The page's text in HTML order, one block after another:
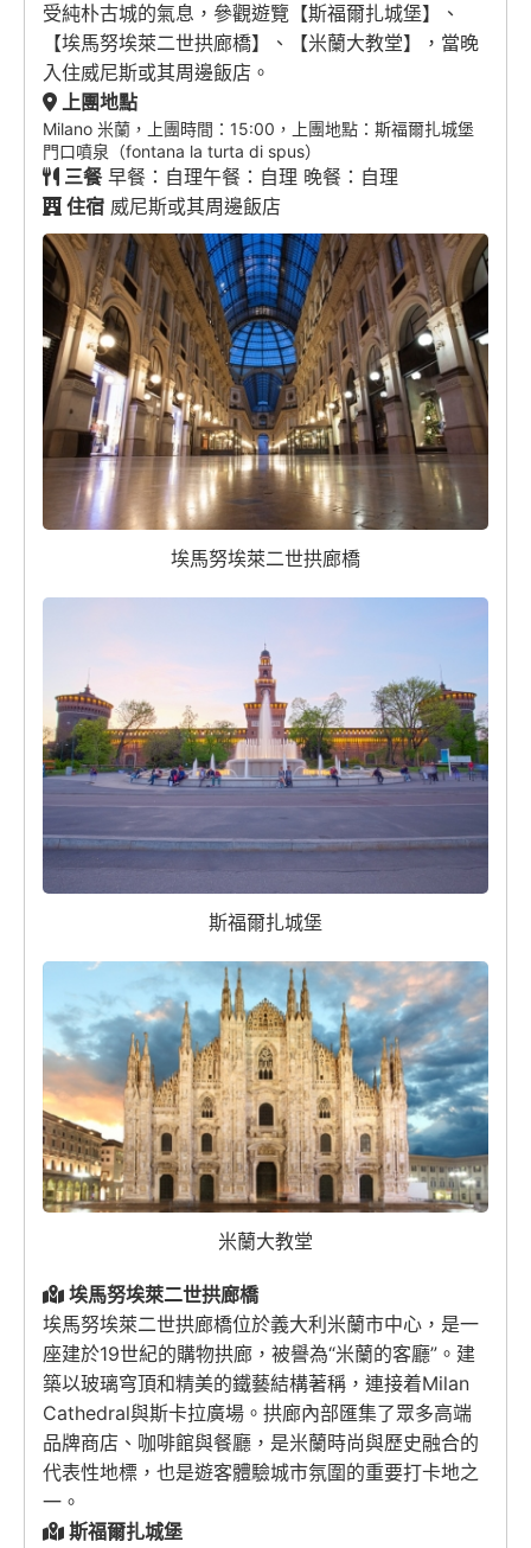
受純朴古城的氣息，參觀遊覽【斯福爾扎城堡】、
【埃馬努埃萊二世拱廊橋】、【米蘭大教堂】，當晚
入住威尼斯或其周邊飯店。
上團地點
Milano 米蘭，上團時間：15:00，上團地點：斯福爾扎城堡
門口噴泉（fontana la turta di spus）
三餐早餐：自理午餐：自理 晚餐：自理
住宿 威尼斯或其周邊飯店
埃馬努埃萊二世拱廊橋
斯福爾扎城堡
米蘭大教堂
埃馬努埃萊二世拱廊橋
埃馬努埃萊二世拱廊橋位於義大利米蘭市中心，是一
座建於19世紀的購物拱廊，被譽為“米蘭的客廳”。建
築以玻璃穹頂和精美的鐵藝結構著稱，連接着Milan
Cathedral與斯卡拉廣場。拱廊內部匯集了眾多高端
品牌商店、咖啡館與餐廳，是米蘭時尚與歷史融合的
代表性地標，也是遊客體驗城市氛圍的重要打卡地之
一。
斯福爾扎城堡